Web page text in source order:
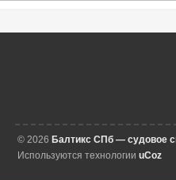
© 2026 Балтикс СПб — судовое
Используются технологии uCoz